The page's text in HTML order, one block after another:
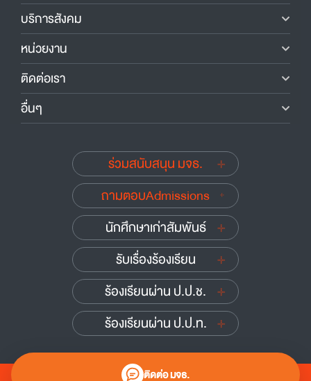
ติดต่อ มจธ.
บริการสังคม
หน่วยงาน
ติดต่อเรา
อื่นๆ
ร่วมสนับสนุน มจธ.
ถามตอบAdmissions
นักศึกษาเก่าสัมพันธ์
รับเรื่องร้องเรียน
ร้องเรียนผ่าน ป.ป.ช.
ร้องเรียนผ่าน ป.ป.ท.